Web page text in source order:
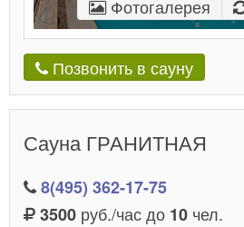
Фотогалерея
Позвонить в сауну
Сауна ГРАНИТНАЯ
8(495) 362-17-75
3500 руб./час до 10 чел.